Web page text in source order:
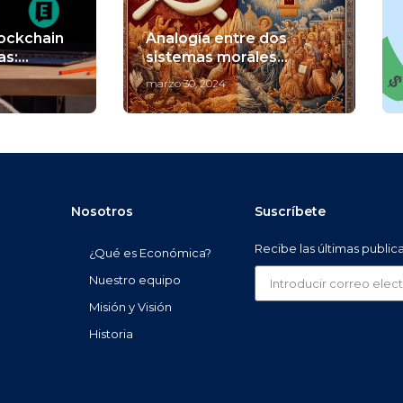
Analogía entre dos
sistemas morales
(político-económicos):
comunismo y
cristianismo
marzo 30, 2024
Nosotros
¿Qué es Económica?
Nuestro equipo
Misión y Visión
Historia
Suscríbete
Recibe las últimas